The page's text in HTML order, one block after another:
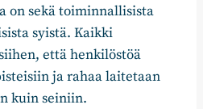
on sekä toiminnallisista
syistä. Kaikki
että henkilöstöä
ja rahaa laitetaan
kuin seiniin.